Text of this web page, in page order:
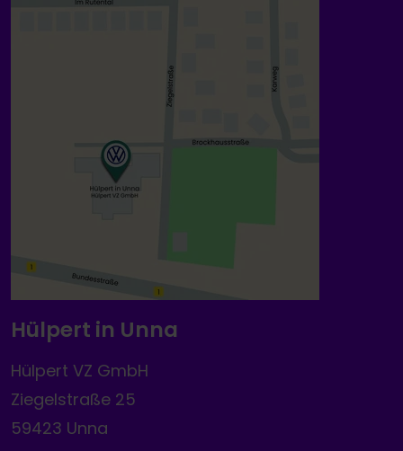
Hülpert in Unna
Hülpert VZ GmbH
Ziegelstraße 25
59423 Unna